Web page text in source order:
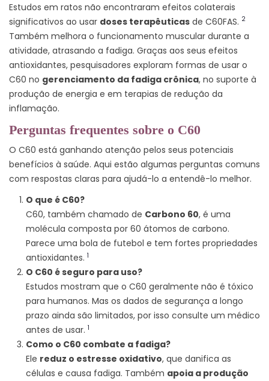
Estudos em ratos não encontraram efeitos colaterais
significativos ao usar doses terapêuticas de C60FAS. 2
Também melhora o funcionamento muscular durante a
atividade, atrasando a fadiga. Graças aos seus efeitos
antioxidantes, pesquisadores exploram formas de usar o
C60 no gerenciamento da fadiga crônica, no suporte à
produção de energia e em terapias de redução da
inflamação.
Perguntas frequentes sobre o C60
O C60 está ganhando atenção pelos seus potenciais
benefícios à saúde. Aqui estão algumas perguntas comuns
com respostas claras para ajudá-lo a entendê-lo melhor.
O que é C60?
C60, também chamado de Carbono 60, é uma
molécula composta por 60 átomos de carbono.
Parece uma bola de futebol e tem fortes propriedades
antioxidantes. 1
O C60 é seguro para uso?
Estudos mostram que o C60 geralmente não é tóxico
para humanos. Mas os dados de segurança a longo
prazo ainda são limitados, por isso consulte um médico
antes de usar. 1
Como o C60 combate a fadiga?
Ele reduz o estresse oxidativo, que danifica as
células e causa fadiga. Também apoia a produção